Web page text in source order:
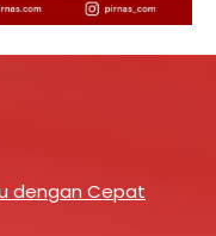
dengan Cepat